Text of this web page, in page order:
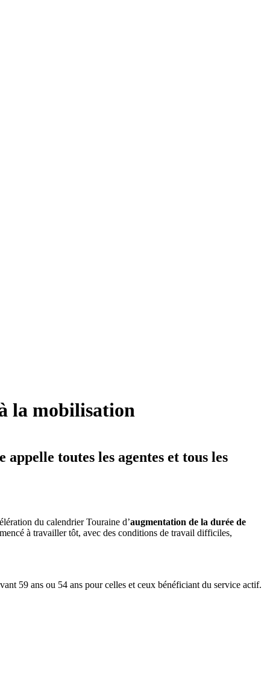
la mobilisation
toutes les agentes et tous les
du calendrier Touraine d’augmentation de la durée de
à travailler tôt, avec des conditions de travail difficiles,
59 ans ou 54 ans pour celles et ceux bénéficiant du service actif.